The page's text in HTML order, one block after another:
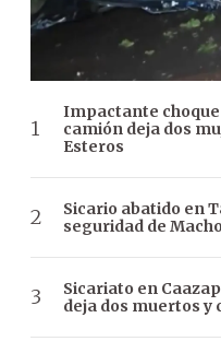
Impactante
camión deja dos
Esteros
Sicario abatido en
seguridad de
Sicariato en
deja dos muertos y